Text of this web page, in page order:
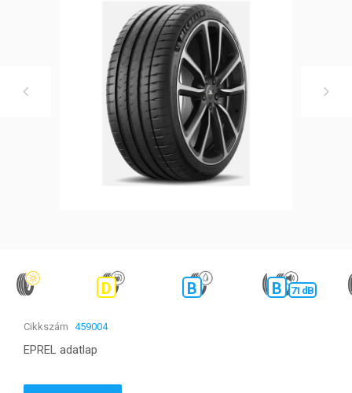
D B B 71 dB
Cikkszám 459004
EPREL adatlap